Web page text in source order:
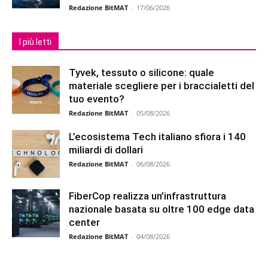
Redazione BitMAT - 17/06/2026
I più letti
Tyvek, tessuto o silicone: quale
materiale scegliere per i braccialetti del
tuo evento?
Redazione BitMAT - 05/08/2026
L’ecosistema Tech italiano sfiora i 140
miliardi di dollari
Redazione BitMAT - 06/08/2026
FiberCop realizza un’infrastruttura
nazionale basata su oltre 100 edge data
center
Redazione BitMAT - 04/08/2026